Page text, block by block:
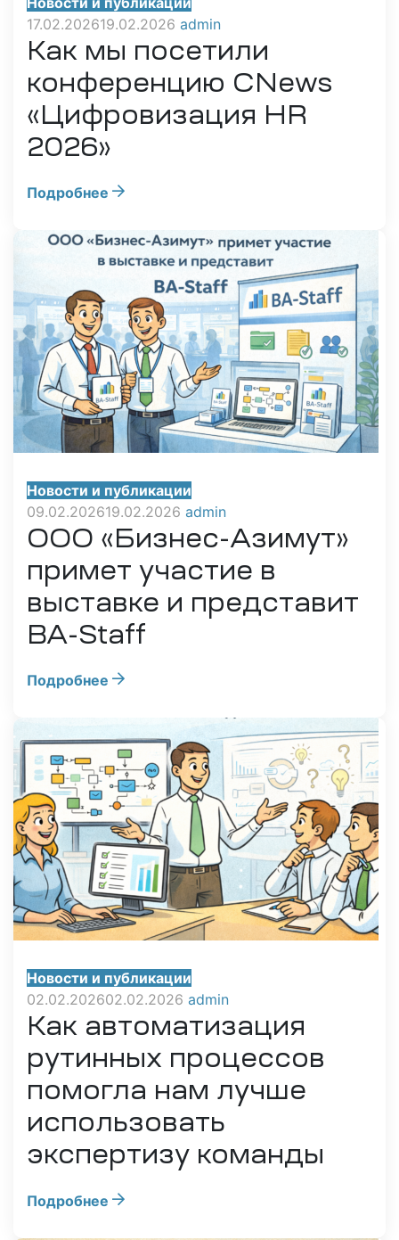
Как мы посетили
конференцию CNews
«Цифровизация HR
2026»
17.02.202619.02.2026 admin
Подробнее
Новости и публикации
ООО «Бизнес-Азимут»
примет участие в
выставке и представит
BA-Staff
09.02.202619.02.2026 admin
Подробнее
Новости и публикации
Как автоматизация
рутинных процессов
помогла нам лучше
использовать
экспертизу команды
02.02.202602.02.2026 admin
Подробнее